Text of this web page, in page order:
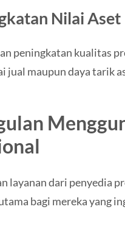
Nilai Aset
peningkatan kualitas
jual maupun daya tarik
layanan dari penyedia
bagi mereka yang